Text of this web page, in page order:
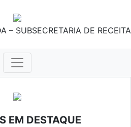
– SUBSECRETARIA DE RECEITA
EM DESTAQUE